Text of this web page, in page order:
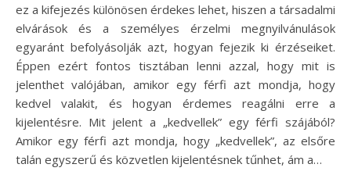
ez a kifejezés különösen érdekes lehet, hiszen a társadalmi
elvárások és a személyes érzelmi megnyilvánulások
egyaránt befolyásolják azt, hogyan fejezik ki érzéseiket.
Éppen ezért fontos tisztában lenni azzal, hogy mit is
jelenthet valójában, amikor egy férfi azt mondja, hogy
kedvel valakit, és hogyan érdemes reagálni erre a
kijelentésre. Mit jelent a „kedvellek” egy férfi szájából?
Amikor egy férfi azt mondja, hogy „kedvellek”, az elsőre
talán egyszerű és közvetlen kijelentésnek tűnhet, ám a…